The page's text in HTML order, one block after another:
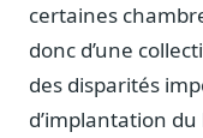
Suivi par
11 secteurs :
Cas d'usage
Six cas pour
certaines
donc d’une
des disparités
d’implantation du